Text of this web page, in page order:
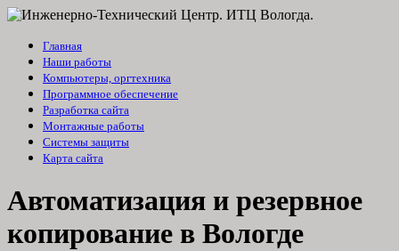
Главная
Наши работы
Компьютеры, оргтехника
Программное обеспечение
Разработка сайта
Монтажные работы
Системы защиты
Карта сайта
Автоматизация и резервное
копирование в Вологде